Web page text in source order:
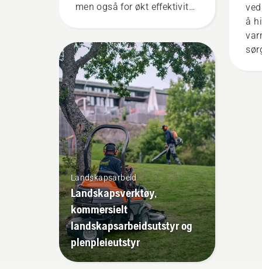
men også for økt effektivitet
Landskapsarbeid
Landskapsverktøy,
kommersielt
landskapsarbeidsutstyr og
plenpleieutstyr
å